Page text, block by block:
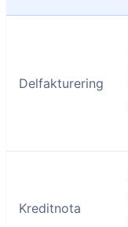
Delfakturering
Kreditnota